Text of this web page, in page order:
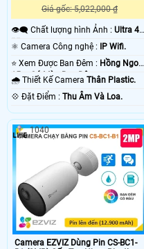
Giá gốc: 5,022,000 ₫
👁️‍🗨 Chất lượng hình Ảnh : Ultra 4k
👍🏾 .
⚛️ Camera Công nghệ : IP Wifi.
⭐ Xem Được Ban Đêm : Hồng Ngoại
15m Có Màu Ban Ðêm.
🌧️ Thiết Kế Camera Thân Plastic.
️💠 Đặt Điểm : Thu Âm Và Loa.
Camera EZVIZ Dùng Pin CS-BC1-
1040